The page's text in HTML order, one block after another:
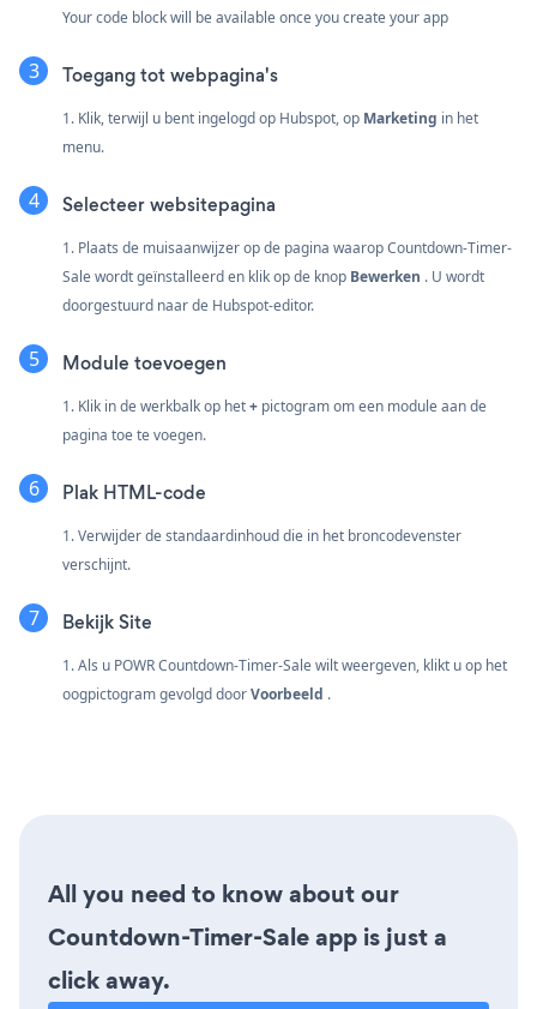
Your code block will be available once you create your app
Toegang tot webpagina's
1. Klik, terwijl u bent ingelogd op Hubspot, op Marketing in het
menu.
Selecteer websitepagina
1. Plaats de muisaanwijzer op de pagina waarop Countdown-Timer-
Sale wordt geïnstalleerd en klik op de knop Bewerken . U wordt
doorgestuurd naar de Hubspot-editor.
Module toevoegen
1. Klik in de werkbalk op het+ pictogram om een module aan de
pagina toe te voegen.
Plak HTML-code
1. Verwijder de standaardinhoud die in het broncodevenster
verschijnt.
Bekijk Site
1. Als u POWR Countdown-Timer-Sale wilt weergeven, klikt u op het
oogpictogram gevolgd doorVoorbeeld .
All you need to know about our
Countdown-Timer-Sale app is just a
click away.